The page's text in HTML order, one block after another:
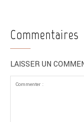
Commentaires
LAISSER UN